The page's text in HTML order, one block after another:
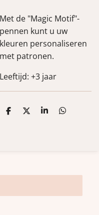
Met de "Magic Motif"-
pennen kunt u uw
kleuren personaliseren
met patronen.
Leeftijd: +3 jaar
D
D
S
D